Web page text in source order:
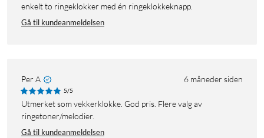
enkelt to ringeklokker med én ringeklokkeknapp.
Gå til kundeanmeldelsen
Per A 6 måneder siden
5/5
Utmerket som vekkerklokke. God pris. Flere valg av
ringetoner/melodier.
Gå til kundeanmeldelsen